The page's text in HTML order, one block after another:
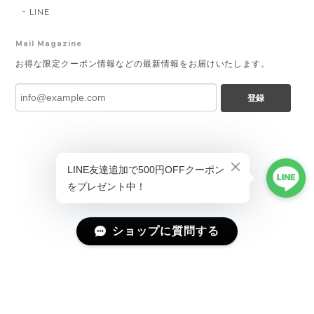
LINE
Mail Magazine
お得な限定クーポン情報などの最新情報をお届けいたします。
登録
ショップに質問する